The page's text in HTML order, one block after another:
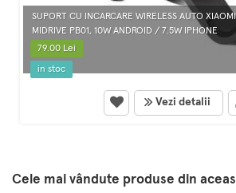
SUPORT CU INCARCARE WIRELESS AUTO
MIDRIVE PB01, 10W ANDROID / 7.5W IPHONE
79.00 Lei
in stoc
Vezi detalii
Cele mai vândute produse din